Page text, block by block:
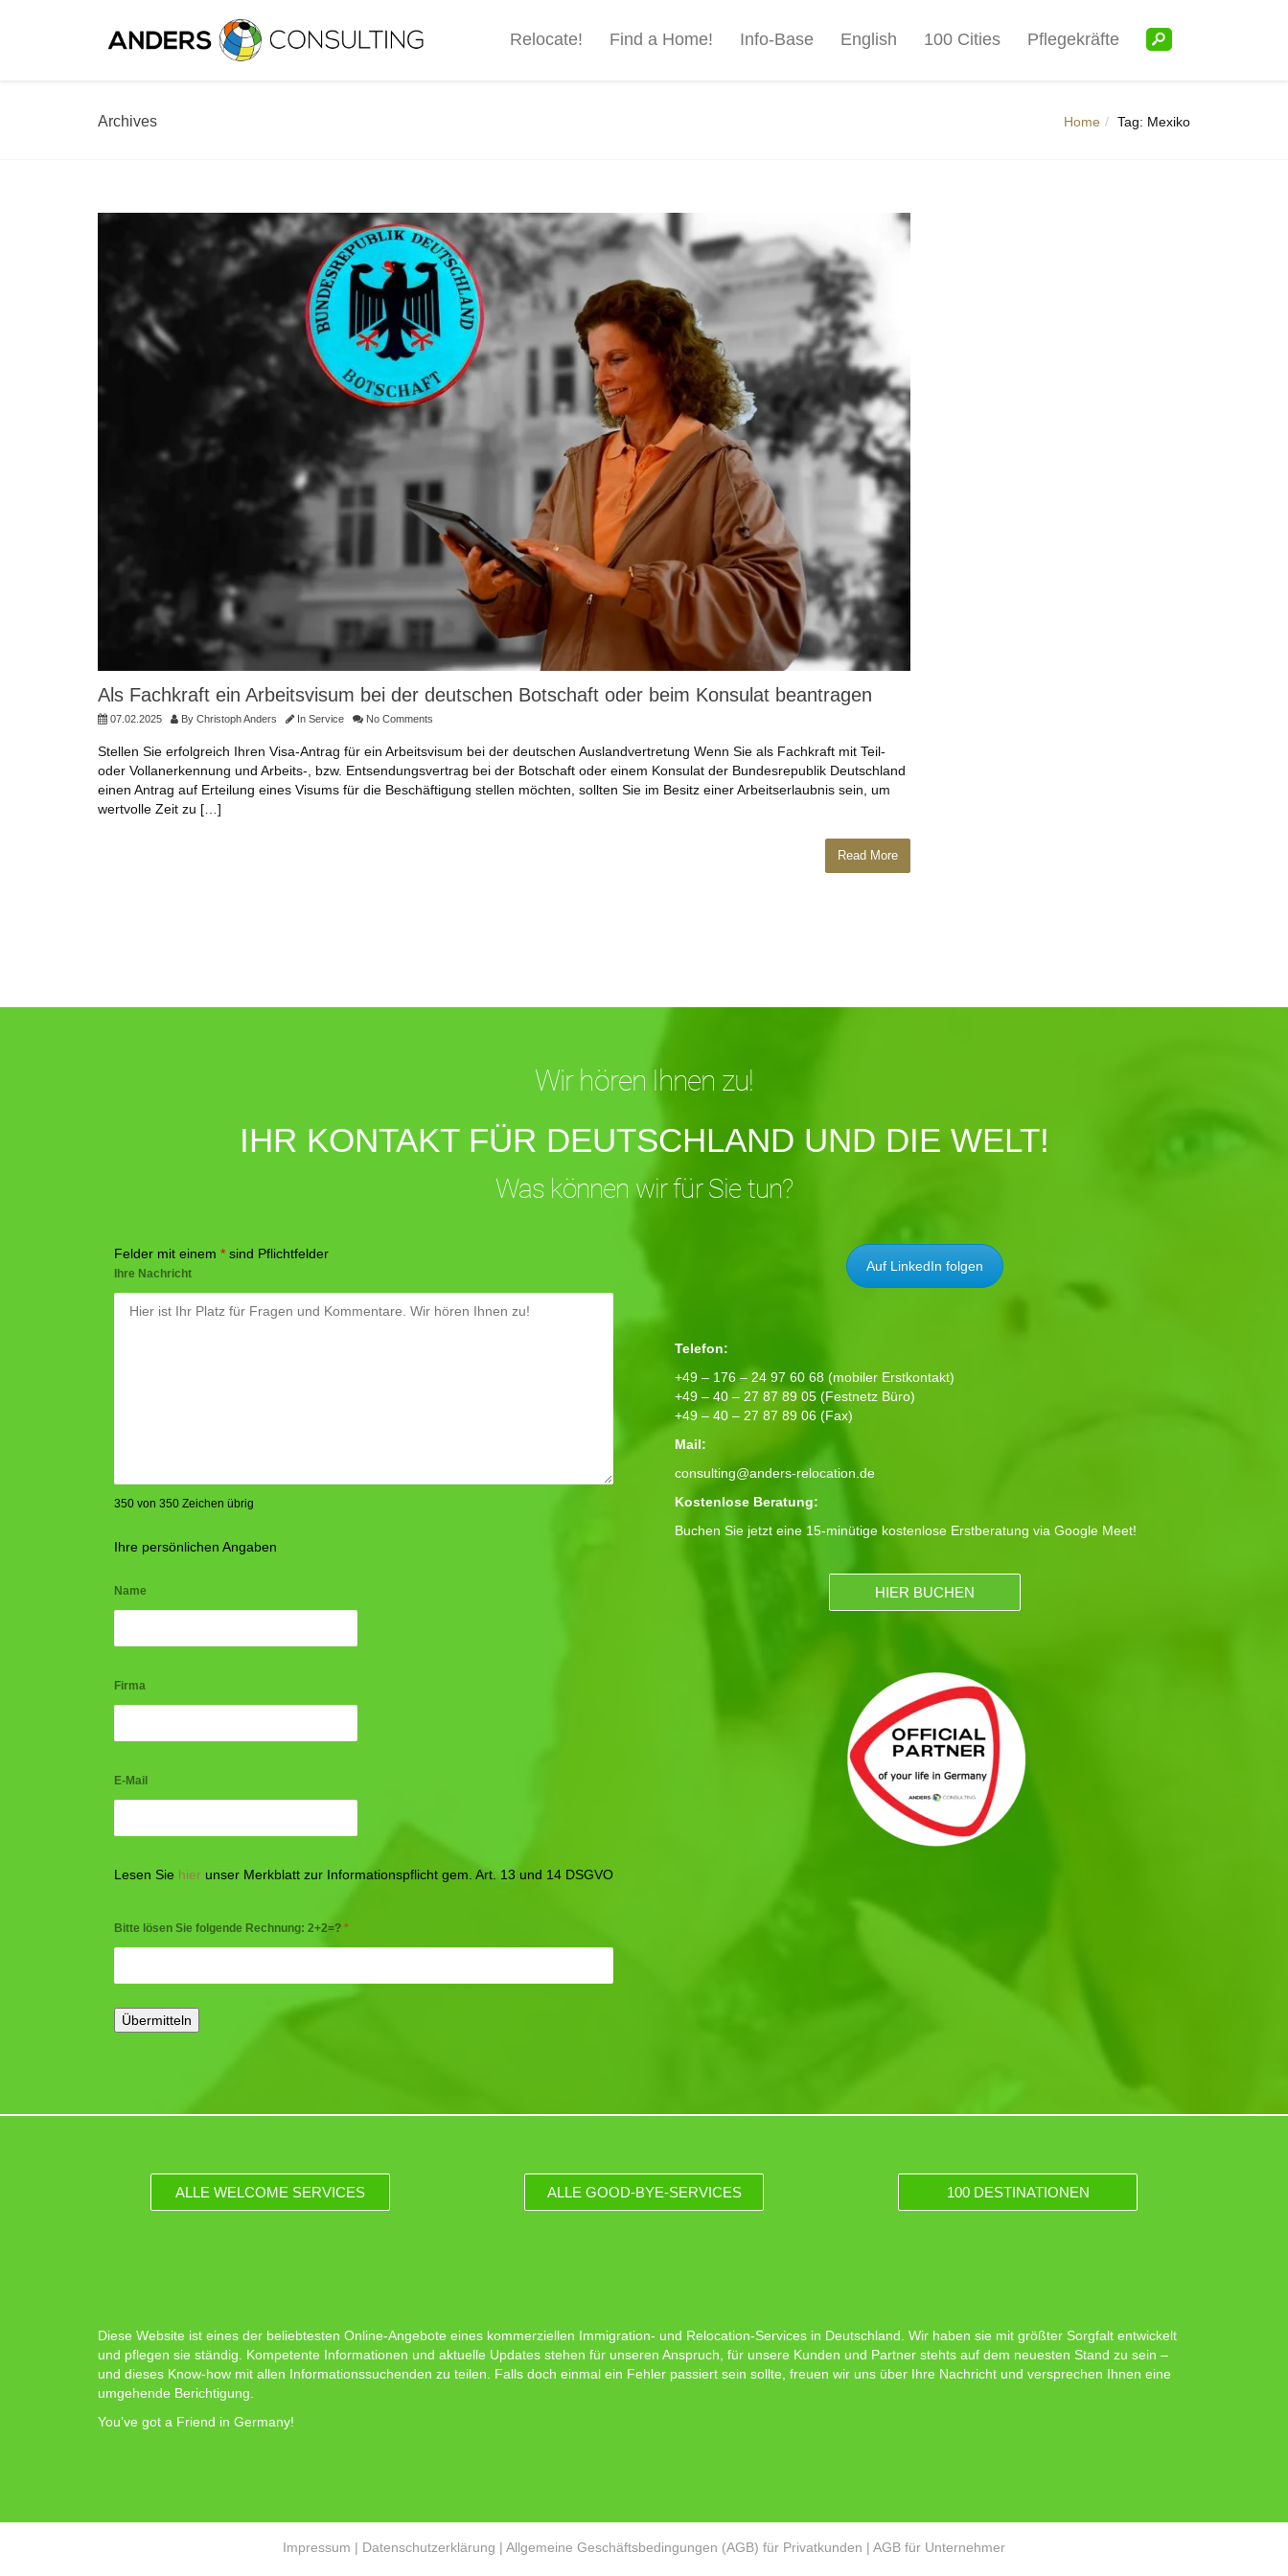
Relocate! Find a Home! Info-Base English 100 Cities Pflegekräfte
Archives Home Tag: Mexiko
Als Fachkraft ein Arbeitsvisum bei der deutschen Botschaft oder beim Konsulat beantragen
07.02.2025 By Christoph Anders In Service No Comments
Stellen Sie erfolgreich Ihren Visa-Antrag für ein Arbeitsvisum bei der deutschen Auslandvertretung Wenn Sie als Fachkraft mit Teil-
oder Vollanerkennung und Arbeits-, bzw. Entsendungsvertrag bei der Botschaft oder einem Konsulat der Bundesrepublik Deutschland
einen Antrag auf Erteilung eines Visums für die Beschäftigung stellen möchten, sollten Sie im Besitz einer Arbeitserlaubnis sein, um
wertvolle Zeit zu […]
Read More
Wir hören Ihnen zu!
IHR KONTAKT FÜR DEUTSCHLAND UND DIE WELT!
Was können wir für Sie tun?
Felder mit einem * sind Pflichtfelder
Ihre Nachricht
350 von 350 Zeichen übrig
Ihre persönlichen Angaben
Name
Firma
E-Mail
Lesen Sie hier unser Merkblatt zur Informationspflicht gem. Art. 13 und 14 DSGVO
Bitte lösen Sie folgende Rechnung: 2+2=? *
Auf LinkedIn folgen
Telefon:
+49 – 176 – 24 97 60 68 (mobiler Erstkontakt)
+49 – 40 – 27 87 89 05 (Festnetz Büro)
+49 – 40 – 27 87 89 06 (Fax)
Mail:
consulting@anders-relocation.de
Kostenlose Beratung:
Buchen Sie jetzt eine 15-minütige kostenlose Erstberatung via Google Meet!
HIER BUCHEN
ALLE WELCOME SERVICES ALLE GOOD-BYE-SERVICES 100 DESTINATIONEN
Diese Website ist eines der beliebtesten Online-Angebote eines kommerziellen Immigration- und Relocation-Services in Deutschland. Wir haben sie mit größter Sorgfalt entwickelt
und pflegen sie ständig. Kompetente Informationen und aktuelle Updates stehen für unseren Anspruch, für unsere Kunden und Partner stehts auf dem neuesten Stand zu sein –
und dieses Know-how mit allen Informationssuchenden zu teilen. Falls doch einmal ein Fehler passiert sein sollte, freuen wir uns über Ihre Nachricht und versprechen Ihnen eine
umgehende Berichtigung.
You’ve got a Friend in Germany!
Impressum | Datenschutzerklärung | Allgemeine Geschäftsbedingungen (AGB) für Privatkunden | AGB für Unternehmer